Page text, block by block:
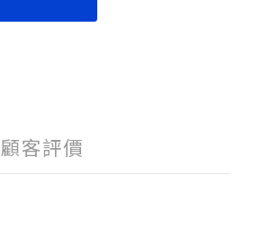
顧客評價